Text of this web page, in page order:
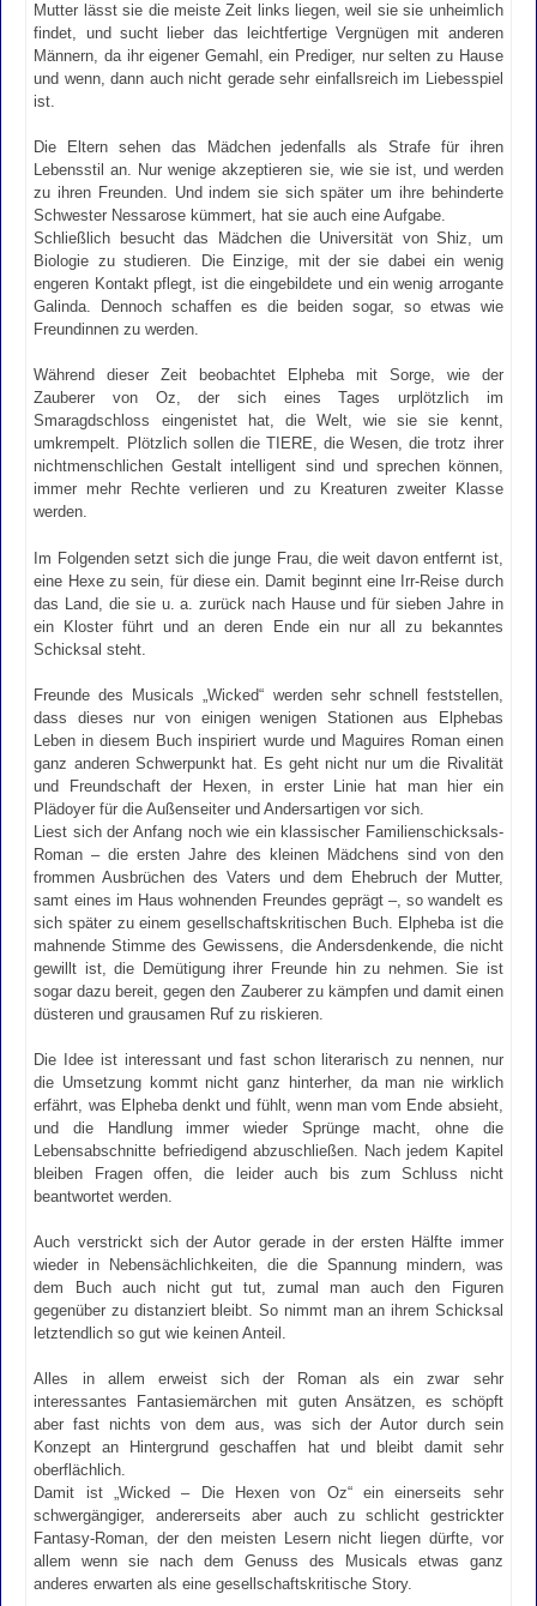
Mutter lässt sie die meiste Zeit links liegen, weil sie sie unheimlich
findet, und sucht lieber das leichtfertige Vergnügen mit anderen
Männern, da ihr eigener Gemahl, ein Prediger, nur selten zu Hause
und wenn, dann auch nicht gerade sehr einfallsreich im Liebesspiel
ist.
Die Eltern sehen das Mädchen jedenfalls als Strafe für ihren
Lebensstil an. Nur wenige akzeptieren sie, wie sie ist, und werden
zu ihren Freunden. Und indem sie sich später um ihre behinderte
Schwester Nessarose kümmert, hat sie auch eine Aufgabe.
Schließlich besucht das Mädchen die Universität von Shiz, um
Biologie zu studieren. Die Einzige, mit der sie dabei ein wenig
engeren Kontakt pflegt, ist die eingebildete und ein wenig arrogante
Galinda. Dennoch schaffen es die beiden sogar, so etwas wie
Freundinnen zu werden.
Während dieser Zeit beobachtet Elpheba mit Sorge, wie der
Zauberer von Oz, der sich eines Tages urplötzlich im
Smaragdschloss eingenistet hat, die Welt, wie sie sie kennt,
umkrempelt. Plötzlich sollen die TIERE, die Wesen, die trotz ihrer
nichtmenschlichen Gestalt intelligent sind und sprechen können,
immer mehr Rechte verlieren und zu Kreaturen zweiter Klasse
werden.
Im Folgenden setzt sich die junge Frau, die weit davon entfernt ist,
eine Hexe zu sein, für diese ein. Damit beginnt eine Irr-Reise durch
das Land, die sie u. a. zurück nach Hause und für sieben Jahre in
ein Kloster führt und an deren Ende ein nur all zu bekanntes
Schicksal steht.
Freunde des Musicals „Wicked“ werden sehr schnell feststellen,
dass dieses nur von einigen wenigen Stationen aus Elphebas
Leben in diesem Buch inspiriert wurde und Maguires Roman einen
ganz anderen Schwerpunkt hat. Es geht nicht nur um die Rivalität
und Freundschaft der Hexen, in erster Linie hat man hier ein
Plädoyer für die Außenseiter und Andersartigen vor sich.
Liest sich der Anfang noch wie ein klassischer Familienschicksals-
Roman – die ersten Jahre des kleinen Mädchens sind von den
frommen Ausbrüchen des Vaters und dem Ehebruch der Mutter,
samt eines im Haus wohnenden Freundes geprägt –, so wandelt es
sich später zu einem gesellschaftskritischen Buch. Elpheba ist die
mahnende Stimme des Gewissens, die Andersdenkende, die nicht
gewillt ist, die Demütigung ihrer Freunde hin zu nehmen. Sie ist
sogar dazu bereit, gegen den Zauberer zu kämpfen und damit einen
düsteren und grausamen Ruf zu riskieren.
Die Idee ist interessant und fast schon literarisch zu nennen, nur
die Umsetzung kommt nicht ganz hinterher, da man nie wirklich
erfährt, was Elpheba denkt und fühlt, wenn man vom Ende absieht,
und die Handlung immer wieder Sprünge macht, ohne die
Lebensabschnitte befriedigend abzuschließen. Nach jedem Kapitel
bleiben Fragen offen, die leider auch bis zum Schluss nicht
beantwortet werden.
Auch verstrickt sich der Autor gerade in der ersten Hälfte immer
wieder in Nebensächlichkeiten, die die Spannung mindern, was
dem Buch auch nicht gut tut, zumal man auch den Figuren
gegenüber zu distanziert bleibt. So nimmt man an ihrem Schicksal
letztendlich so gut wie keinen Anteil.
Alles in allem erweist sich der Roman als ein zwar sehr
interessantes Fantasiemärchen mit guten Ansätzen, es schöpft
aber fast nichts von dem aus, was sich der Autor durch sein
Konzept an Hintergrund geschaffen hat und bleibt damit sehr
oberflächlich.
Damit ist „Wicked – Die Hexen von Oz“ ein einerseits sehr
schwergängiger, andererseits aber auch zu schlicht gestrickter
Fantasy-Roman, der den meisten Lesern nicht liegen dürfte, vor
allem wenn sie nach dem Genuss des Musicals etwas ganz
anderes erwarten als eine gesellschaftskritische Story.